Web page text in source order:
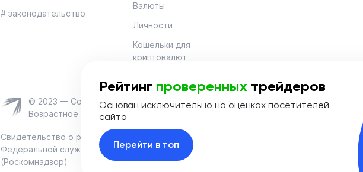
# законодательство
Валюты
Личности
Кошельки для
криптовалют
© 2023 — Coinmania
Возрастное ограничение 16+
Свидетельство о регистрации средства массовой информации Эл № ФС 77-74908 от
Федеральной службой по надзору в сфере связи, информационных технологий и
(Роскомнадзор)
Рейтинг проверенных трейдеров
Основан исключительно на оценках посетителей
сайта
Перейти в топ